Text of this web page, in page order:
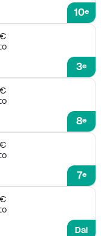
10e
3e
8e
7e
Dai